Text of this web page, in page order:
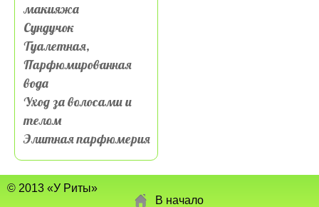
макияжа
Сундучок
Туалетная,
Парфюмированная
вода
Уход за волосами и
телом
Элитная парфюмерия
© 2013 «У Риты»
В начало